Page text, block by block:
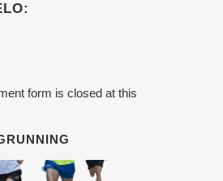
form is closed at this